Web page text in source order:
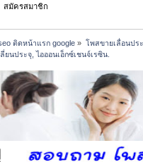
สมัครสมาชิก
ติดหน้าแรก google » โพสขายเลื่อนปร
นประจุ, ไอออนเอ็กซ์เชนจ์เรซิน.